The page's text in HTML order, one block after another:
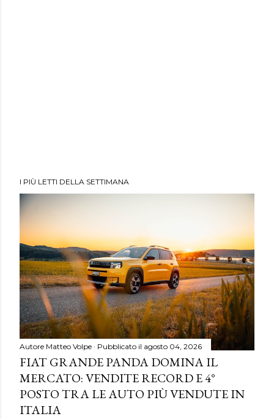
I PIÙ LETTI DELLA SETTIMANA
Autore Matteo Volpe Pubblicato il agosto 04, 2026
FIAT GRANDE PANDA DOMINA IL
MERCATO: VENDITE RECORD E 4°
POSTO TRA LE AUTO PIÙ VENDUTE IN
ITALIA